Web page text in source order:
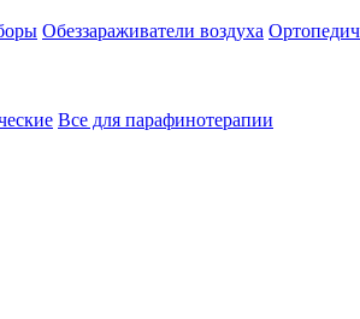
Обеззараживатели воздуха
Все для парафинотерапии